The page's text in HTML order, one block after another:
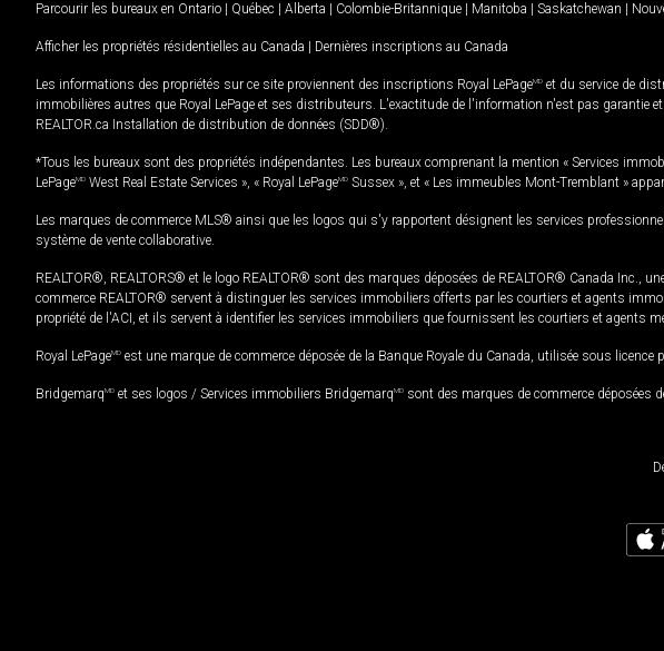
Parcourir les bureaux en Ontario Québec Alberta Colombie-Britannique Manitoba Saskatchewan
Afficher les propriétés résidentielles au Canada Dernières inscriptions au Canada
Les informations des propriétés sur ce site proviennent des inscriptions Royal LePageMD et du service de
immobilières autres que Royal LePage et ses distributeurs. L'exactitude de l'information n'est pas garantie
REALTOR.ca Installation de distribution de données (SDD®).
*Tous les bureaux sont des propriétés indépendantes. Les bureaux comprenant la mention « Services
LePageMD West Real Estate Services », « Royal LePageMD Sussex », et « Les immeubles Mont-Tremblant »
Les marques de commerce MLS® ainsi que les logos qui s'y rapportent désignent les services
système de vente collaborative.
REALTOR®, REALTORS® et le logo REALTOR® sont des marques déposées de REALTOR® Canada
commerce REALTOR® servent à distinguer les services immobiliers offerts par les courtiers et agents
propriété de l'ACI, et ils servent à identifier les services immobiliers que fournissent les courtiers et agents
Royal LePageMD est une marque de commerce déposée de la Banque Royale du Canada, utilisée sous
BridgemarqMD et ses logos / Services immobiliers BridgemarqMD sont des marques de commerce déposées